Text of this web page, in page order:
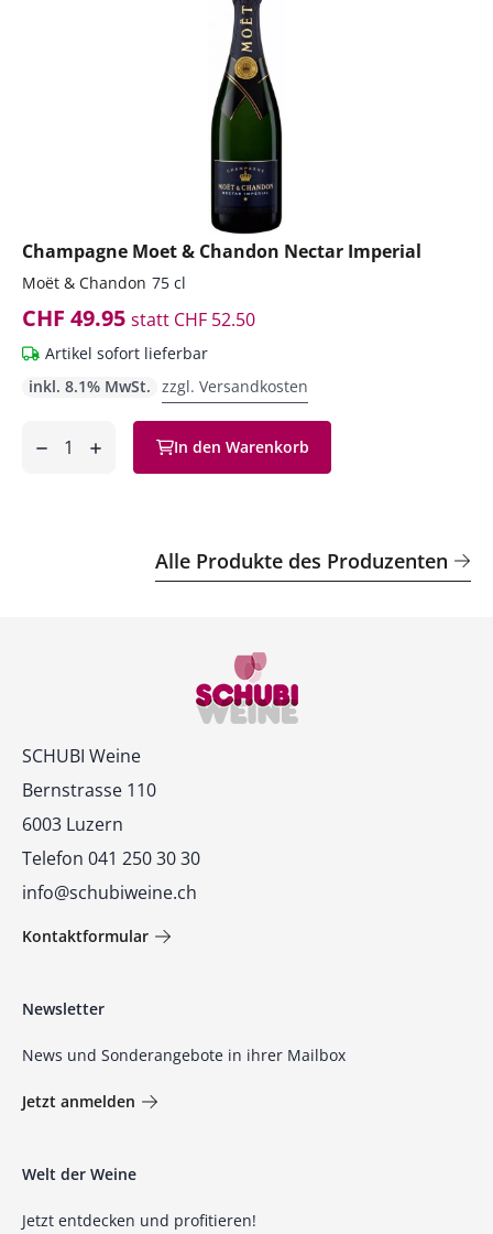
Champagne Moet & Chandon Nectar Imperial
Moët & Chandon 75 cl
CHF 49.95 statt CHF 52.50
Artikel sofort lieferbar
inkl. 8.1% MwSt. zzgl. Versandkosten
hinzufügen
In den Warenkorb
Alle Produkte des Produzenten
Kontakt
SCHUBI Weine
Bernstrasse 110
6003 Luzern
Telefon 041 250 30 30
info@schubiweine.ch
Kontaktformular
Newsletter
News und Sonderangebote in ihrer Mailbox
Jetzt anmelden
Welt der Weine
Jetzt entdecken und profitieren!